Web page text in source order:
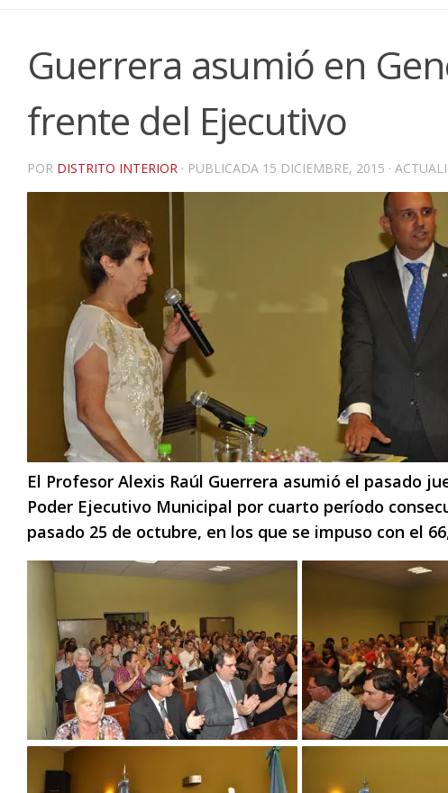
Guerrera asumió en
frente del Ejecutivo
POR DISTRITO INTERIOR · PUBLICADA 15 DICIEMBRE, 2015 ·
El Profesor Alexis Raúl Guerrera asumió el pasado
Poder Ejecutivo Municipal por cuarto período
pasado 25 de octubre, en los que se impuso con el